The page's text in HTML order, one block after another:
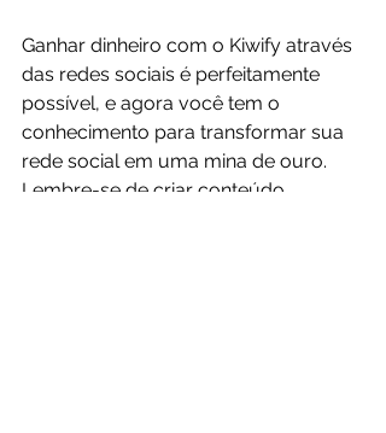
Ganhar dinheiro com o Kiwify através
das redes sociais é perfeitamente
possível, e agora você tem o
conhecimento para transformar sua
rede social em uma mina de ouro.
Lembre-se de criar conteúdo